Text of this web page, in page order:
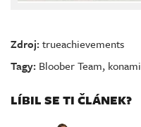
Zdroj:trueachievements
Tagy: Bloober Team, konami
LÍBIL SE TI ČLÁNEK?